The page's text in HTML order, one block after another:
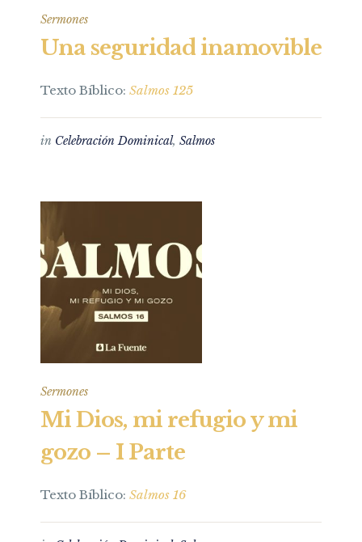
Sermones
Una seguridad inamovible
Texto Bíblico: Salmos 125
in Celebración Dominical, Salmos
Sermones
Mi Dios, mi refugio y mi
gozo – I Parte
Texto Bíblico: Salmos 16